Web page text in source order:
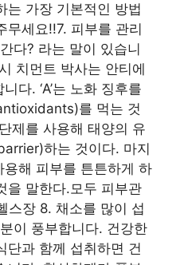
는 가장 기본적인 방법
무세요!!7. 피부를 관리
다? 라는 말이 있습니
치먼트 박사는 안티에
다. ‘A’는 노화 징후를
를 먹는 것
제를 사용해 태양의 유
하는 것이다. 마지
용해 피부를 튼튼하게 하
을 말한다.모두 피부관
스장 8. 채소를 많이 섭
이 풍부합니다. 건강한
단과 함께 섭취하면 건